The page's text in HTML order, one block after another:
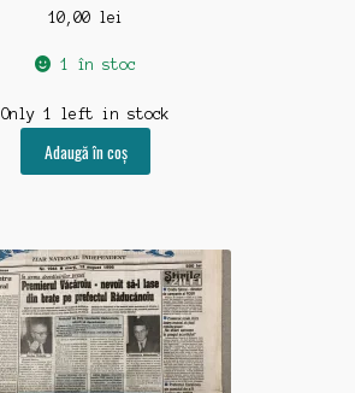
10,00 lei
1 în stoc
Only 1 left in stock
Adaugă în coș